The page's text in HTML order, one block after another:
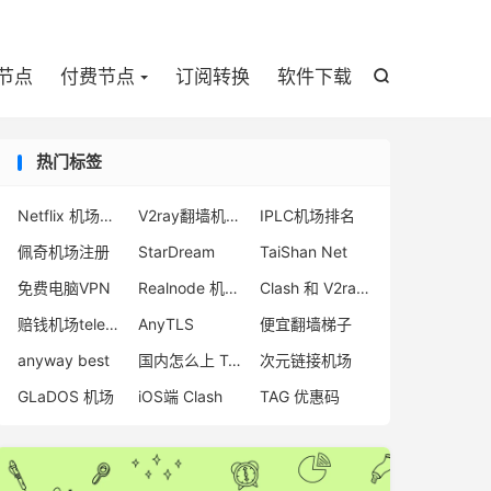

点 付费节点 订阅转换 软件下载
热门标签
Netflix 机场推荐 V2ray翻墙机场推荐
IPLC机场排名
佩奇机场注册
StarDream
TaiShan Net
免费电脑VPN
Realnode 机场怎么用
Clash 和 V2rayNG
赔钱机场telegram
AnyTLS
便宜翻墙梯子
anyway best
国内怎么上 Telegram
次元链接机场
GLaDOS 机场
iOS端 Clash TAG 优惠码